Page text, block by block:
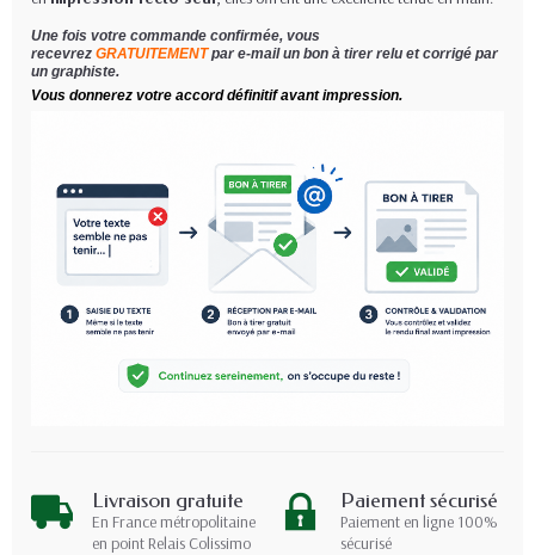
Une fois votre commande confirmée, vous
recevrez GRATUITEMENT par e-mail un bon à tirer relu et corrigé par
un graphiste.
Vous donnerez votre accord définitif avant impression.
Livraison gratuite
En France métropolitaine
en point Relais Colissimo
Paiement sécurisé
Paiement en ligne 100%
sécurisé